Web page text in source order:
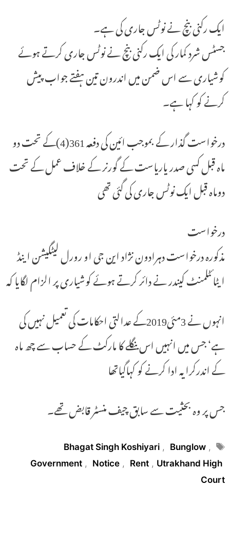
ایک رکنی بنچ نے نوٹس جاری کی ہے۔
جسٹس شرد کمار کی ایک رکنی بنچ نے نوٹس جاری کرتے ہوئے
کوشیاری سے اس ضمن میں اندرون تین ہفتے جواب پیش
کرنے کو کہا ہے۔
درخواست گذار کے بموجب ائین کی دفعہ 361(4)کے تحت دو
ماہ قبل کسی صدر یاریاست کے گورنر کے خلاف عمل کے تحت
دوماہ قبل ایک نوٹس جاری کی گئی تھی
درخواست
مذکورہ درخواست دہرادون نژاد این جی او رورل لیٹگیشن اینڈ
ایٹائٹلمنٹ کیندر نے دائر کرتے ہوئے کوشیاری پر الزام لگایا کہ
انہوں نے 3مئی2019کے عدالتی احکامات کی تعمیل نہیں کی
ہے‘ جس میں انہیں اس بنگلے کا مارکٹ کے حساب سے چھ ماہ
کے اندرکرایہ ادا کرنے کو کہاگیاتھا
جس پر وہ بحثیت سے سابق چیف منسٹر قابض تھے۔
Tags
Bhagat Singh Koshiyari , Bunglow ,
Government , Notice , Rent , Utrakhand High
Court